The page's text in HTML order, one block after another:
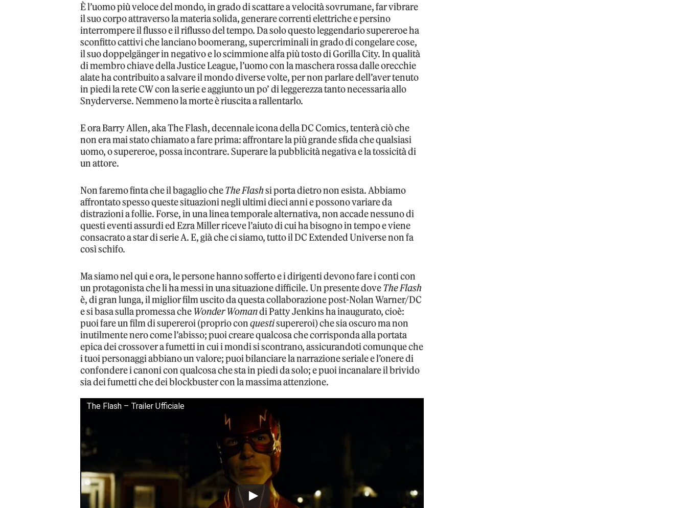
È l’uomo più veloce del mondo, in grado di scattare a velocità sovrumane, far vibrare
il suo corpo attraverso la materia solida, generare correnti elettriche e persino
interrompere il flusso e il riflusso del tempo. Da solo questo leggendario supereroe ha
sconfitto cattivi che lanciano boomerang, supercriminali in grado di congelare cose,
il suo doppelgänger in negativo e lo scimmione alfa più tosto di Gorilla City. In qualità
di membro chiave della Justice League, l’uomo con la maschera rossa dalle orecchie
alate ha contribuito a salvare il mondo diverse volte, per non parlare dell’aver tenuto
in piedi la rete CW con la serie e aggiunto un po’ di leggerezza tanto necessaria allo
Snyderverse. Nemmeno la morte è riuscita a rallentarlo.
E ora Barry Allen, aka The Flash, decennale icona della DC Comics, tenterà ciò che
non era mai stato chiamato a fare prima: affrontare la più grande sfida che qualsiasi
uomo, o supereroe, possa incontrare. Superare la pubblicità negativa e la tossicità di
un attore.
Non faremo finta che il bagaglio cheThe Flashsi porta dietro non esista. Abbiamo
affrontato spesso queste situazioni negli ultimi dieci anni e possono variare da
distrazioni a follie. Forse, in una linea temporale alternativa, non accade nessuno di
questi eventi assurdi ed Ezra Miller riceve l’aiuto di cui ha bisogno in tempo e viene
consacrato a star di serie A. E, già che ci siamo, tutto il DC Extended Universe non fa
così schifo.
Ma siamo nel qui e ora, le persone hanno sofferto e i dirigenti devono fare i conti con
un protagonista che li ha messi in una situazione difficile. Un presente doveThe Flash
è, di gran lunga, il miglior film uscito da questa collaborazione post-Nolan Warner/DC
e si basa sulla promessa che Wonder Womandi Patty Jenkins ha inaugurato, cioè:
puoi fare un film di supereroi (proprio conquestisupereroi) che sia oscuro ma non
inutilmente nero come l’abisso; puoi creare qualcosa che corrisponda alla portata
epica dei crossover a fumetti in cui i mondi si scontrano, assicurandoti comunque che
i tuoi personaggi abbiano un valore; puoi bilanciare la narrazione seriale e l’onere di
confondere i canoni con qualcosa che sta in piedi da solo; e puoi incanalare il brivido
sia dei fumetti che dei blockbuster con la massima attenzione.
The Flash – Trailer Ufficiale